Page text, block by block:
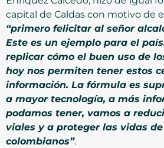
capital de Caldas con motivo de
“primero felicitar al señor
Este es un ejemplo para el
replicar cómo el buen uso de
hoy nos permiten tener estos
información. La fórmula es
a mayor tecnología, a más
podamos tener, vamos a
viales y a proteger las vidas
colombianos”.